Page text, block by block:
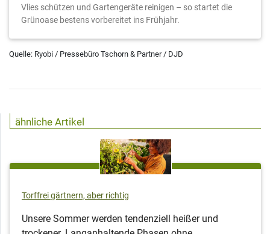
Vlies schützen und Gartengeräte reinigen – so startet die
Grünoase bestens vorbereitet ins Frühjahr.
Quelle: Ryobi / Pressebüro Tschorn & Partner / DJD
ähnliche Artikel
Torffrei gärtnern, aber richtig
Unsere Sommer werden tendenziell heißer und